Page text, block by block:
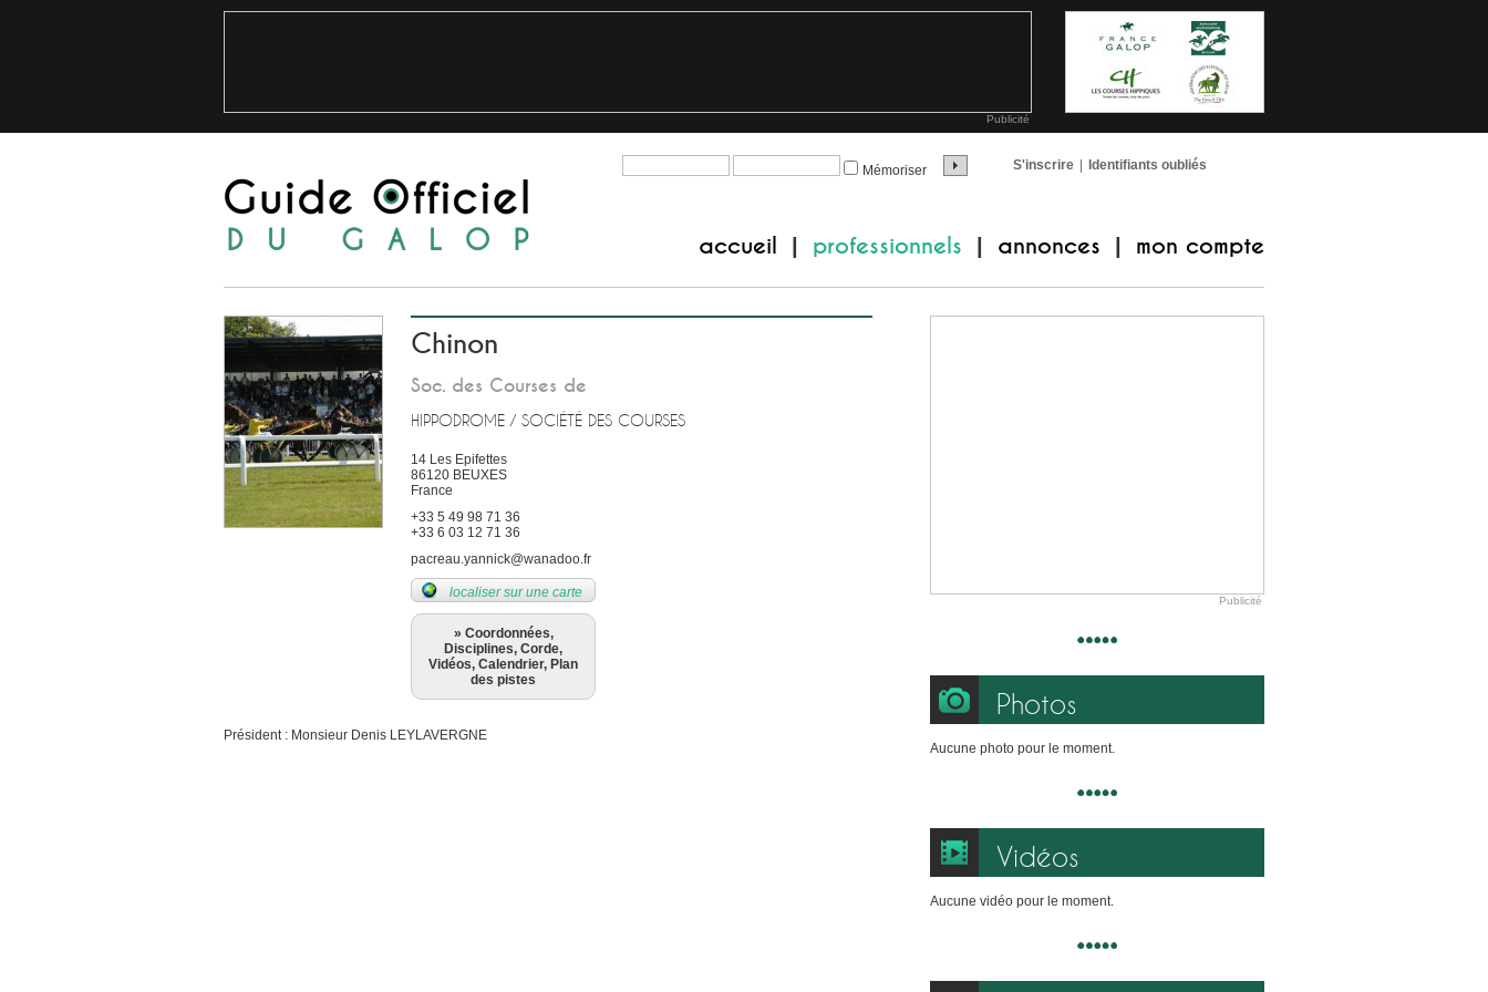
Publicité
Mémoriser S'inscrire Identifiants oubliés
accueil professionnels annonces mon compte
Chinon
Soc. des Courses de
HIPPODROME / SOCIÉTÉ DES COURSES
14 Les Epifettes
86120 BEUXES
France
+33 5 49 98 71 36
+33 6 03 12 71 36
pacreau.yannick@wanadoo.fr
localiser sur une carte
» Coordonnées,
Disciplines, Corde,
Vidéos, Calendrier, Plan
des pistes
Président : Monsieur Denis LEYLAVERGNE
Publicité
Photos
Aucune photo pour le moment.
Vidéos
Aucune vidéo pour le moment.